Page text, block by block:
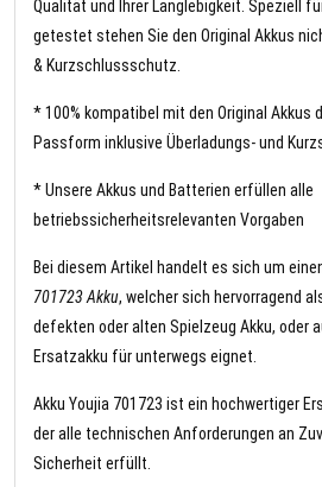
Qualität und Ihrer Langlebigkeit. Speziell
getestet stehen Sie den Original Akkus
& Kurzschlussschutz.
* 100% kompatibel mit den Original Akkus
Passform inklusive Überladungs- und
* Unsere Akkus und Batterien erfüllen alle
betriebssicherheitsrelevanten Vorgaben
Bei diesem Artikel handelt es sich um
701723 Akku, welcher sich hervorragend
defekten oder alten Spielzeug Akku, oder
Ersatzakku für unterwegs eignet.
Akku Youjia 701723 ist ein hochwertiger
der alle technischen Anforderungen an
Sicherheit erfüllt.